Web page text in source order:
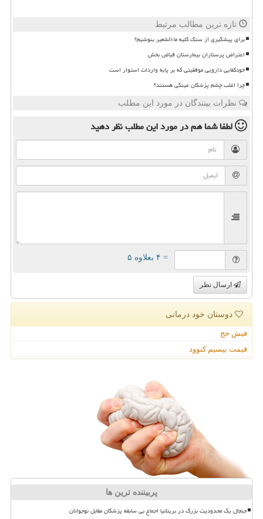
تازه ترین مطالب مرتبط
برای پیشگیری از سنگ کلیه ماءالشعیر بنوشیم؟
اعتراض پرستاران بیمارستان فیاض بخش
خودکفایی دارویی موفقیتی که بر پایه واردات استوار است
چرا اغلب چشم پزشکان عینکی هستند؟
نظرات بینندگان در مورد این مطلب
لطفا شما همدر مورد این مطلبنظر دهید
= ۴ بعلاوه ۵
ارسال نظر
دوستان خود درمانی
فیش حج
قیمت بیسیم کنوود
پربیننده ترین ها
جنجال یک محدودیت بزرگ در بریتانیا اجماع بی سابقه پزشکان مقابل نوجوانان